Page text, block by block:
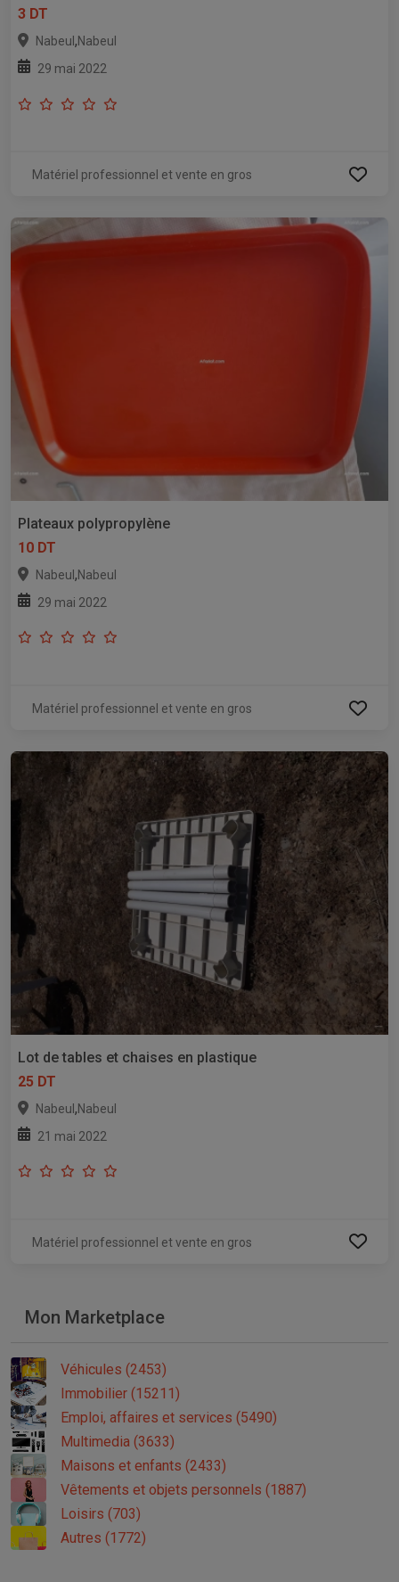
3 DT
Nabeul ,Nabeul
29 mai 2022
Matériel professionnel et vente en gros
Plateaux polypropylène
10 DT
Nabeul ,Nabeul
29 mai 2022
Matériel professionnel et vente en gros
Lot de tables et chaises en plastique
25 DT
Nabeul ,Nabeul
21 mai 2022
Matériel professionnel et vente en gros
Mon Marketplace
Véhicules (2453)
Immobilier (15211)
Emploi, affaires et services (5490)
Multimedia (3633)
Maisons et enfants (2433)
Vêtements et objets personnels (1887)
Loisirs (703)
Autres (1772)